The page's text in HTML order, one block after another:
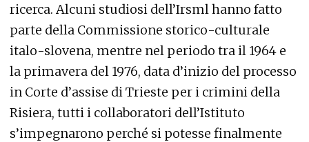
ricerca. Alcuni studiosi dell’Irsml hanno fatto
parte della Commissione storico-culturale
italo-slovena, mentre nel periodo tra il 1964 e
la primavera del 1976, data d’inizio del processo
in Corte d’assise di Trieste per i crimini della
Risiera, tutti i collaboratori dell’Istituto
s’impegnarono perché si potesse finalmente